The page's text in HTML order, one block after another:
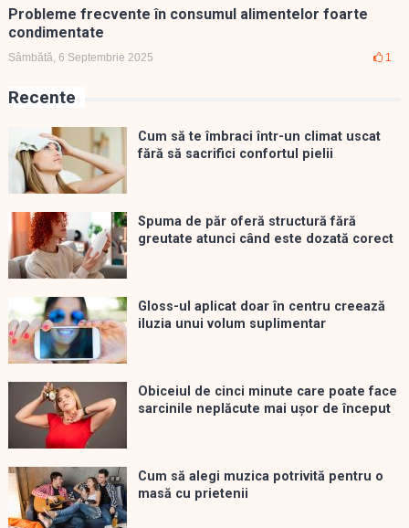
Probleme frecvente în consumul alimentelor foarte
condimentate
Sâmbătă, 6 Septembrie 2025 1
Recente
Cum să te îmbraci într-un climat uscat
fără să sacrifici confortul pielii
Spuma de păr oferă structură fără
greutate atunci când este dozată corect
Gloss-ul aplicat doar în centru creează
iluzia unui volum suplimentar
Obiceiul de cinci minute care poate face
sarcinile neplăcute mai ușor de început
Cum să alegi muzica potrivită pentru o
masă cu prietenii